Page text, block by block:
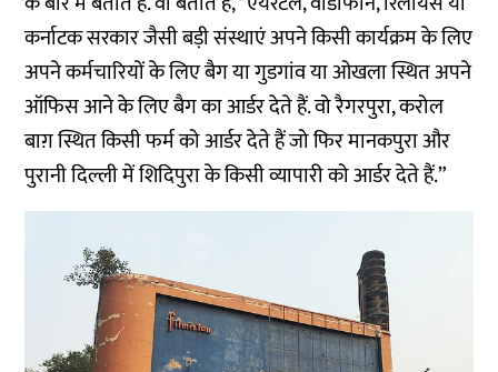
कर्नाटक सरकार जैसी बड़ी संस्थाएं अपने किसी कार्यक्रम के लिए
अपने कर्मचारियों के लिए बैग या गुडगांव या ओखला स्थित अपने
ऑफिस आने के लिए बैग का आर्डर देते हैं. वो रैगरपुरा, करोल
बाग़ स्थित किसी फर्म को आर्डर देते हैं जो फिर मानकपुरा और
पुरानी दिल्ली में शिदिपुरा के किसी व्यापारी को आर्डर देते हैं.”